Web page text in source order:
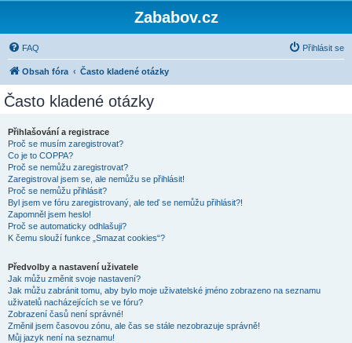
Zababov.cz
FAQ Přihlásit se
Obsah fóra Často kladené otázky
Často kladené otázky
Přihlašování a registrace
Proč se musím zaregistrovat?
Co je to COPPA?
Proč se nemůžu zaregistrovat?
Zaregistroval jsem se, ale nemůžu se přihlásit!
Proč se nemůžu přihlásit?
Byl jsem ve fóru zaregistrovaný, ale teď se nemůžu přihlásit?!
Zapomněl jsem heslo!
Proč se automaticky odhlašuji?
K čemu slouží funkce „Smazat cookies“?
Předvolby a nastavení uživatele
Jak můžu změnit svoje nastavení?
Jak můžu zabránit tomu, aby bylo moje uživatelské jméno zobrazeno na seznamu
uživatelů nacházejících se ve fóru?
Zobrazení časů není správné!
Změnil jsem časovou zónu, ale čas se stále nezobrazuje správně!
Můj jazyk není na seznamu!